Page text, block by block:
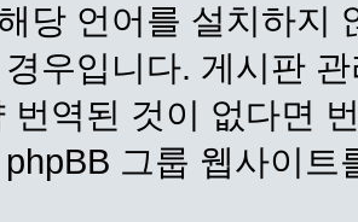
당 언어를 설치하지
우입니다. 게시판
번역된 것이 없다면
그룹 웹사이